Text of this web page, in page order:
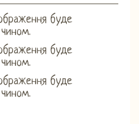
буде
буде
буде